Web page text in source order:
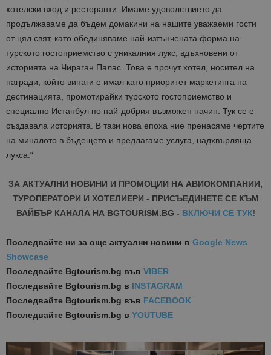
хотелски вход и ресторанти. Имаме удоволствието да
продължаваме да бъдем домакини на нашите уважаеми гости
от цял свят, като обединяваме най-изтънчената форма на
турското гостоприемство с уникалния лукс, вдъхновени от
историята на Чираган Палас. Това е прочут хотел, носител на
награди, който винаги е имал като приоритет маркетинга на
дестинацията, промотирайки турското гостоприемство и
специално Истанбул по най-добрия възможен начин. Тук се е
създавала историята. В тази нова епоха ние пренасяме чертите
на миналото в бъдещето и предлагаме услуга, надхвърляща
лукса.“
ЗА АКТУАЛНИ НОВИНИ И ПРОМОЦИИ НА АВИОКОМПАНИИ,
ТУРОПЕРАТОРИ И ХОТЕЛИЕРИ - ПРИСЪЕДИНЕТЕ СЕ КЪМ
ВАЙБЪР КАНАЛА НА BGTOURISM.BG - ВКЛЮЧИ СЕ ТУК!
Последвайте ни за още актуални новини в Google News
Showcase
Последвайте Bgtourism.bg във VIBER
Последвайте Bgtourism.bg в INSTAGRAM
Последвайте Bgtourism.bg във FACEBOOK
Последвайте Bgtourism.bg в YOUTUBE
данни за
сесии и
отчетите
сайтовете.